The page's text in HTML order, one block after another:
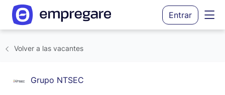
Entrar
Volver a las vacantes
Grupo NTSEC